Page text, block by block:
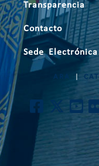
Transparencia
Contacto
Sede Electrónica
ARA CAT